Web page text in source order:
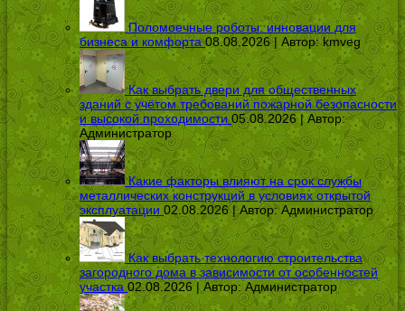
Поломоечные роботы: инновации для
бизнеса и комфорта 08.08.2026 | Автор:kmveg
Как выбрать двери для общественных
зданий с учётом требований пожарной безопасности
и высокой проходимости 05.08.2026 | Автор:
Администратор
Какие факторы влияют на срок службы
металлических конструкций в условиях открытой
эксплуатации 02.08.2026 | Автор:Администратор
Как выбрать технологию строительства
загородного дома в зависимости от особенностей
участка 02.08.2026 | Автор: Администратор